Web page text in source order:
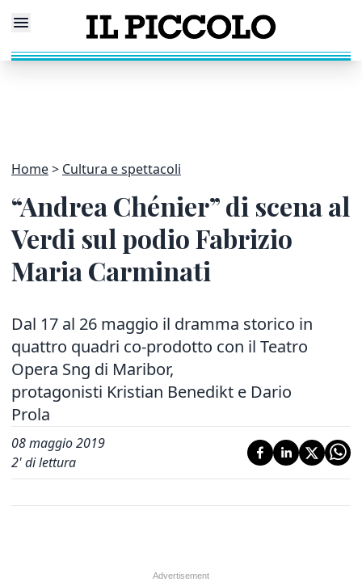
Home Cultura e spettacoli
“Andrea Chénier” di scena al
Verdi sul podio Fabrizio
Maria Carminati
Dal 17 al 26 maggio il dramma storico in
quattro quadri co-prodotto con il Teatro
Opera Sng di Maribor,
protagonisti Kristian Benedikt e Dario
Prola
08 maggio 2019
2' di lettura